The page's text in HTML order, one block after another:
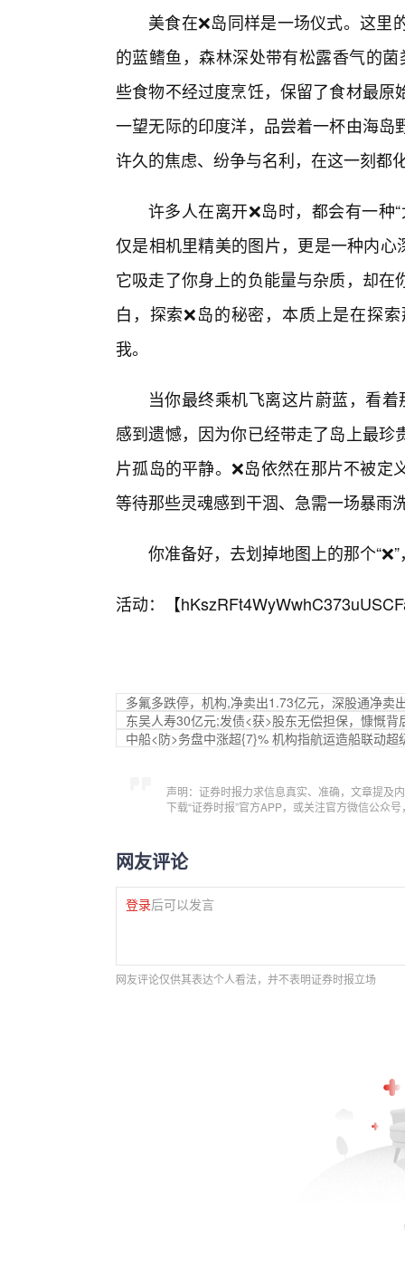
美食在❌岛同样是一场仪式。这
的蓝鳍鱼，森林深处带有松露香气的
些食物不经过度烹饪，保留了食材最
一望无际的印度洋，品尝着一杯由海
许久的焦虑、纷争与名利，在这一刻都
许多人在离开❌岛时，都会有一种
仅是相机里精美的图片，更是一种内
它吸走了你身上的负能量与杂质，却
白，探索❌岛的秘密，本质上是在探
我。
当你最终乘机飞离这片蔚蓝，看
感到遗憾，因为你已经带走了岛上最
片孤岛的平静。❌岛依然在那片不被
等待那些灵魂感到干涸、急需一场暴雨
你准备好，去划掉地图上的那个
活动：【
多氟多跌停，机构,净卖出1.73亿元，深股通净卖
东吴人寿30亿元;发债<获>股东无偿担保，慷慨背
中船<防>务盘中涨超{7}% 机构指航运造船联动超
声明：证券时报力求信息真实、准确，文章提及
下载“证券时报”官方APP，或关注官方微信公众
网友评论
登录后可以发言
网友评论仅供其表达个人看法，并不表明证券时报立场